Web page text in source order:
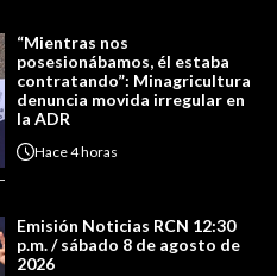
“Mientras nos
posesionábamos, él estaba
contratando”: Minagricultura
denuncia movida irregular en
la ADR
Hace4 horas
Emisión Noticias RCN 12:30
p.m. / sábado 8 de agosto de
2026